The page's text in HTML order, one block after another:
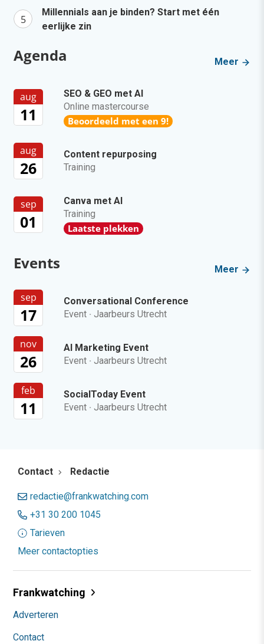
Millennials aan je binden? Start met één
eerlijke zin
Agenda Meer
aug
11
SEO & GEO met AI
Online mastercourse
Beoordeeld met een 9!
aug
26
Content repurposing
Training
sep
01
Canva met AI
Training
Laatste plekken
Events Meer
sep
17
Conversational Conference
Event · Jaarbeurs Utrecht
nov
26
AI Marketing Event
Event · Jaarbeurs Utrecht
feb
11
SocialToday Event
Event · Jaarbeurs Utrecht
Contact Redactie
redactie@frankwatching.com
+31 30 200 1045
Tarieven
Meer contactopties
Frankwatching
Adverteren
Contact